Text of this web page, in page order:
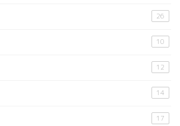
26
10
12
14
17